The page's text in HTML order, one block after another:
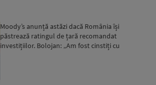
Moody’s anunță astăzi dacă România își
păstrează ratingul de țară recomandat
investițiilor. Bolojan: „Am fost cinstiți cu